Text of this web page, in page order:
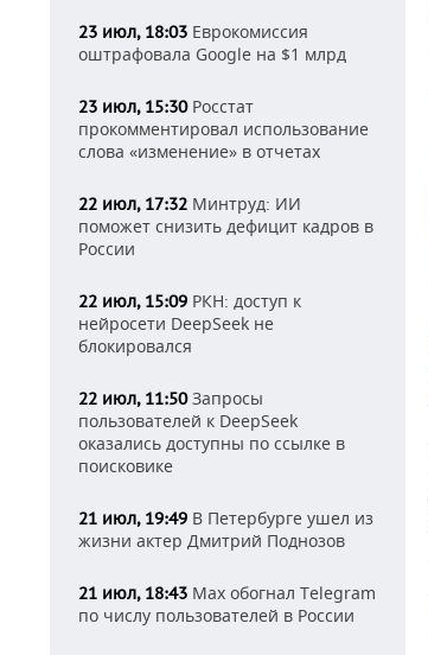
23 июл, 18:03 Еврокомиссия
оштрафовала Google на $1 млрд
23 июл, 15:30Росстат
прокомментировал использование
слова «изменение» в отчетах
22 июл, 17:32 Минтруд: ИИ
поможет снизить дефицит кадров в
России
22 июл, 15:09 РКН: доступ к
нейросети DeepSeek не
блокировался
22 июл, 11:50Запросы
пользователей к DeepSeek
оказались доступны по ссылке в
поисковике
21 июл, 19:49 В Петербурге ушел из
жизни актер Дмитрий Поднозов
21 июл, 18:43 Max обогнал Telegram
по числу пользователей в России